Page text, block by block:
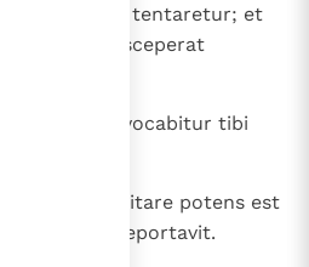
Isaac, cum tentaretur; et
ille, qui susceperat
" In Isaac vocabitur tibi
mortuis suscitare potens est
in parabola reportavit.